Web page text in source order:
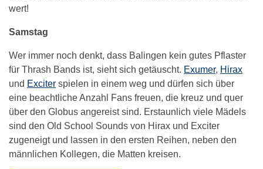
wert!
Samstag
Wer immer noch denkt, dass Balingen kein gutes Pflaster
für Thrash Bands ist, sieht sich getäuscht. Exumer, Hirax
und Exciter spielen in einem weg und dürfen sich über
eine beachtliche Anzahl Fans freuen, die kreuz und quer
über den Globus angereist sind. Erstaunlich viele Mädels
sind den Old School Sounds von Hirax und Exciter
zugeneigt und lassen in den ersten Reihen, neben den
männlichen Kollegen, die Matten kreisen.